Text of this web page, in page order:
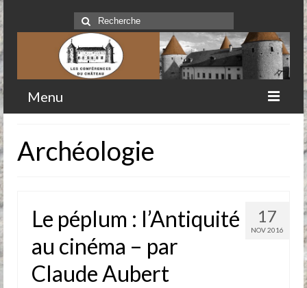
Rechercher
:
Menu
Qui sommes-nous
Comité
Clubs-service
Conférences
Archéologie
17
NOV 2016
Le péplum : l’Antiquité
au cinéma – par
Claude Aubert